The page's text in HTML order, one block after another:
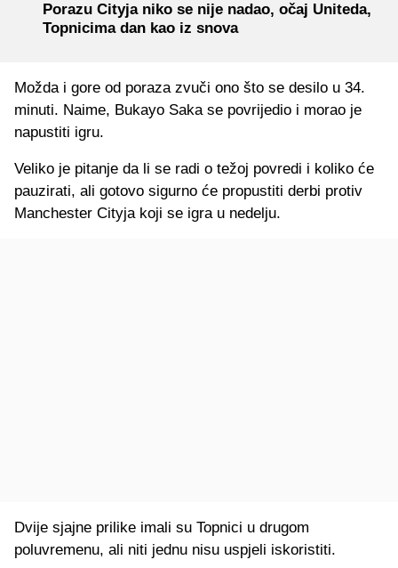
Porazu Cityja niko se nije nadao, očaj Uniteda,
Topnicima dan kao iz snova
Možda i gore od poraza zvuči ono što se desilo u 34.
minuti. Naime, Bukayo Saka se povrijedio i morao je
napustiti igru.
Veliko je pitanje da li se radi o težoj povredi i koliko će
pauzirati, ali gotovo sigurno će propustiti derbi protiv
Manchester Cityja koji se igra u nedelju.
Dvije sjajne prilike imali su Topnici u drugom
poluvremenu, ali niti jednu nisu uspjeli iskoristiti.